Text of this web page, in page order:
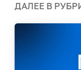
ДАЛЕЕ В